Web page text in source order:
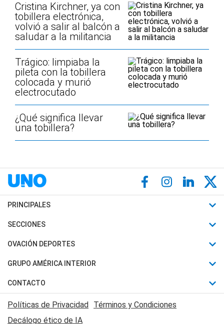
Cristina Kirchner, ya con
tobillera electrónica,
volvió a salir al balcón a
saludar a la militancia
Trágico: limpiaba la
pileta con la tobillera
colocada y murió
electrocutado
¿Qué significa llevar
una tobillera?
PRINCIPALES
Últimas Noticias
Política
Judiciales
Economia
SECCIONES
Horóscopo
Motores
Trucos caseros
Series y Películas
OVACIÓN DEPORTES
Fútbol
Mundial
Automovilismo
Rugby
GRUPO AMÉRICA INTERIOR
Canal 7 en Vivo
CONTACTO
Acerca de Nosotros
Contactanos
Políticas de Privacidad Términos y Condiciones
Decálogo ético de IA